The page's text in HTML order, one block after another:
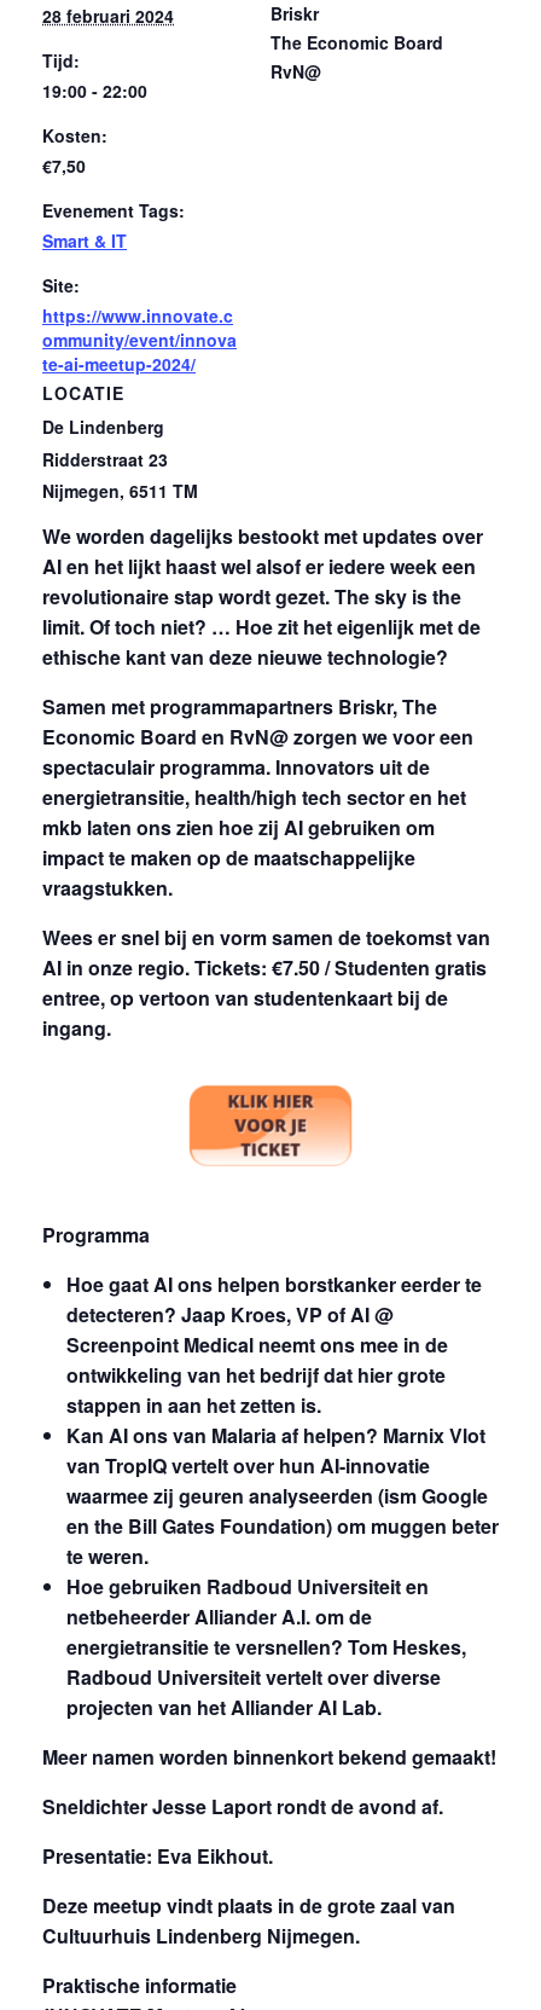
We worden dagelijks bestookt met updates over
AI en het lijkt haast wel alsof er iedere week een
revolutionaire stap wordt gezet.The sky is the
limit.Of toch niet? … Hoe zit het eigenlijk met de
ethische kant van deze nieuwe technologie?
Samen met programmapartners Briskr, The
Economic Board en RvN@ zorgen we voor een
spectaculair programma. Innovators uit de
energietransitie, health/high tech sector en het
mkb laten ons zien hoe zij AI gebruiken om
impact te maken op de maatschappelijke
vraagstukken.
Wees er snel bij en vorm samen de toekomst van
AI in onze regio. Tickets: €7.50 / Studenten gratis
entree, op vertoon van studentenkaart bij de
ingang.
Programma
Hoe gaat AI ons helpen borstkanker eerder te
detecteren? Jaap Kroes, VP of AI @
Screenpoint Medical neemt ons mee in de
ontwikkeling van het bedrijf dat hier grote
stappen in aan het zetten is.
Kan AI ons van Malaria af helpen? Marnix Vlot
van TropIQ vertelt over hun AI-innovatie
waarmee zij geuren analyseerden (ism Google
en the Bill Gates Foundation) om muggen beter
te weren.
Hoe gebruiken Radboud Universiteit en
netbeheerder Alliander A.I. om de
energietransitie te versnellen? Tom Heskes,
Radboud Universiteit vertelt over diverse
projecten van het Alliander AI Lab.
Meer namen worden binnenkort bekend gemaakt!
Sneldichter Jesse Laport rondt de avond af.
Presentatie: Eva Eikhout.
Deze meetup vindt plaats in de grote zaal van
Cultuurhuis Lindenberg Nijmegen.
Praktische informatie
28 februari 2024
Tijd:
19:00 - 22:00
Kosten:
€7,50
Evenement Tags:
Smart & IT
Site:
https://www.innovate.c
ommunity/event/innova
te-ai-meetup-2024/
LOCATIE
De Lindenberg
Ridderstraat 23
Nijmegen, 6511 TM
Briskr
The Economic Board
RvN@